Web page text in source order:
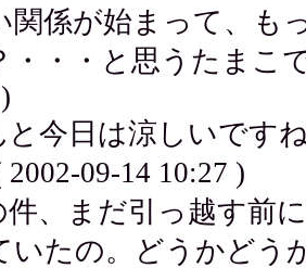
関係が始まって、も
・・・と思うたまこ
と今日は涼しいです
2002-09-14 10:27 )
件、まだ引っ越す前
いたの。どうかどう